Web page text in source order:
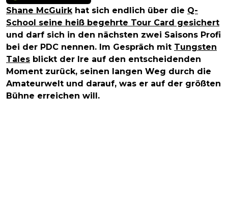
Shane McGuirk hat sich endlich über die Q-
School seine heiß begehrte Tour Card gesichert
und darf sich in den nächsten zwei Saisons Profi
bei der PDC nennen. Im Gespräch mit Tungsten
Tales blickt der Ire auf den entscheidenden
Moment zurück, seinen langen Weg durch die
Amateurwelt und darauf, was er auf der größten
Bühne erreichen will.